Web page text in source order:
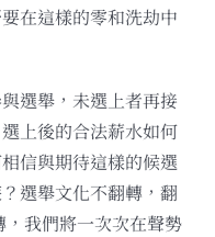
在這樣的零和洗劫中
選舉，未選上者再接
上後的合法薪水如何
信與期待這樣的候選
選舉文化不翻轉，翻
我們將一次次在聲勢